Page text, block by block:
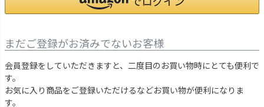
まだご登録がお済みでないお客様
会員登録をしていただきますと、二度目のお買い物時にとても便利で
す。
お気に入り商品をご登録いただけるなどお買い物が便利になりま
す。